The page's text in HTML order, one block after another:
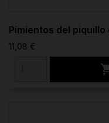
Pimientos del
11,08 €